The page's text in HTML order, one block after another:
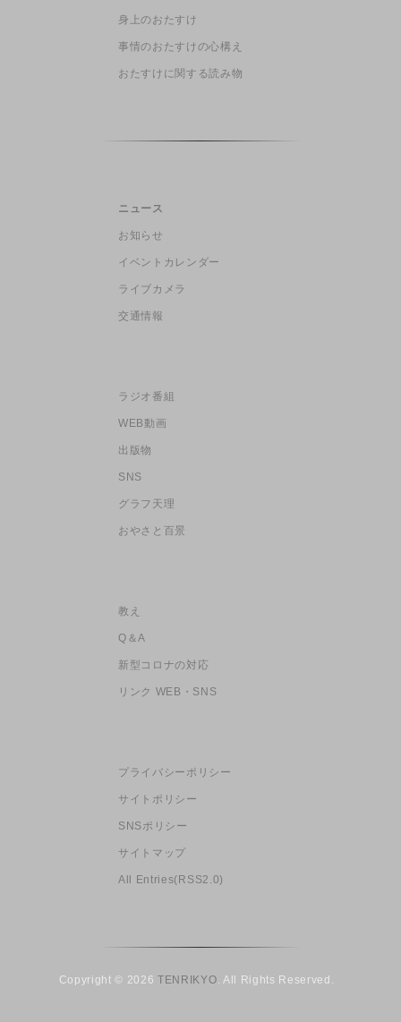
身上のおたすけ
事情のおたすけの心構え
おたすけに関する読み物
ニュース
お知らせ
イベントカレンダー
ライブカメラ
交通情報
ラジオ番組
WEB動画
出版物
SNS
グラフ天理
おやさと百景
教え
Q＆A
新型コロナの対応
リンク WEB・SNS
プライバシーポリシー
サイトポリシー
SNSポリシー
サイトマップ
All Entries(RSS2.0)
Copyright © 2026TENRIKYO. All Rights Reserved.